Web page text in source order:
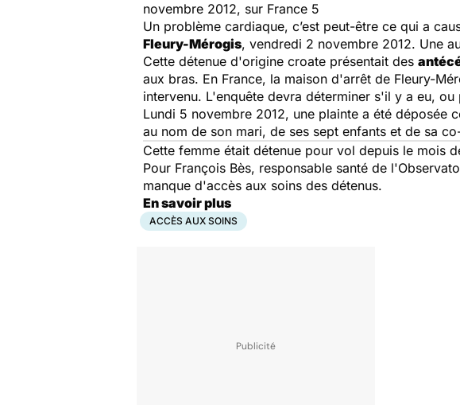
novembre 2012, sur France 5
Un problème cardiaque, c’est peut-être ce qui a
Fleury-Mérogis, vendredi 2 novembre 2012. Une
Cette détenue d'origine croate présentait des
aux bras. En France, la maison d'arrêt de Fleury-
intervenu. L'enquête devra déterminer s'il y a eu,
Lundi 5 novembre 2012, une plainte a été déposée
au nom de son mari, de ses sept enfants et de sa
Cette femme était détenue pour vol depuis le mois
Pour François Bès, responsable santé de
manque d'accès aux soins des détenus.
En savoir plus
ACCÈS AUX SOINS